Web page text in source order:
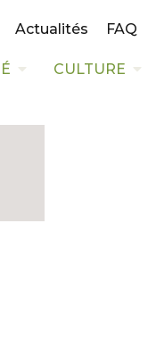
Actualités FAQ
CULTURE